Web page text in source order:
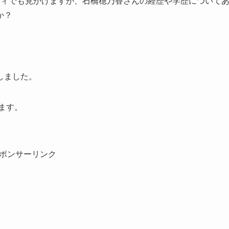
？
した。
す。
ンサーリンク